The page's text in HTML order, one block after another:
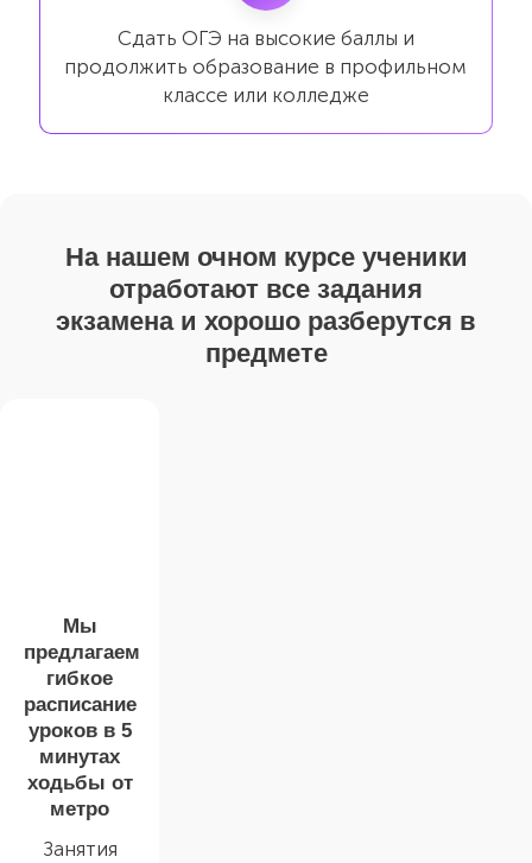
Сдать ОГЭ на высокие баллы и
продолжить образование в профильном
классе или колледже
На нашем очном курсе ученики
отработают все задания
экзамена и хорошо разберутся в
предмете
Мы
предлагаем
гибкое
расписание
уроков в 5
минутах
ходьбы от
метро
Занятия